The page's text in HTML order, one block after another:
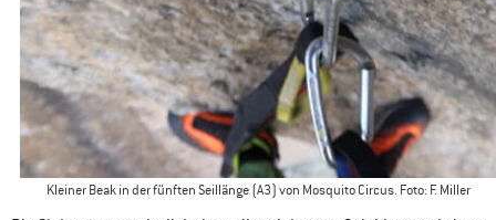
Kleiner Beak in der fünften Seillänge (A3) von Mosquito Circus. Foto: F. Miller